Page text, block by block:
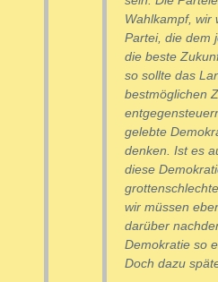
Wahlkampf, wir
Partei, die dem
die beste
so sollte das
bestmöglichen
gelebte
denken. Ist es
diese
wir müssen
darüber
Demokratie so
Doch dazu